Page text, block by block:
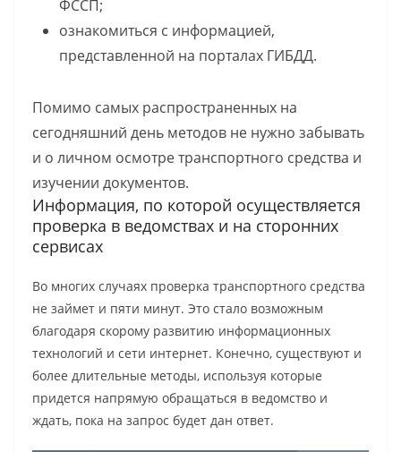
ФССП;
ознакомиться с информацией,
представленной на порталах ГИБДД.
Помимо самых распространенных на
сегодняшний день методов не нужно забывать
и о личном осмотре транспортного средства и
изучении документов.
Информация, по которой осуществляется
проверка в ведомствах и на сторонних
сервисах
Во многих случаях проверка транспортного средства
не займет и пяти минут. Это стало возможным
благодаря скорому развитию информационных
технологий и сети интернет. Конечно, существуют и
более длительные методы, используя которые
придется напрямую обращаться в ведомство и
ждать, пока на запрос будет дан ответ.